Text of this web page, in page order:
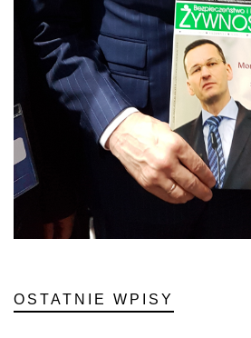
OSTATNIE WPISY